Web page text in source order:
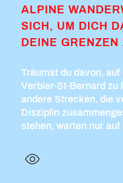
ALPINE
SICH, UM DICH
DEINE
Träumst du davon, auf
Verbier-St-Bernard zu
andere Strecken, die
Disziplin
stehen, warten nur auf